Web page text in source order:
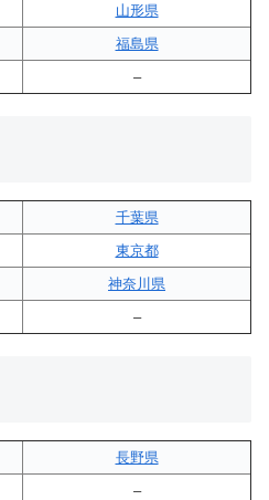
山形県
福島県
–
千葉県
東京都
神奈川県
–
長野県
–